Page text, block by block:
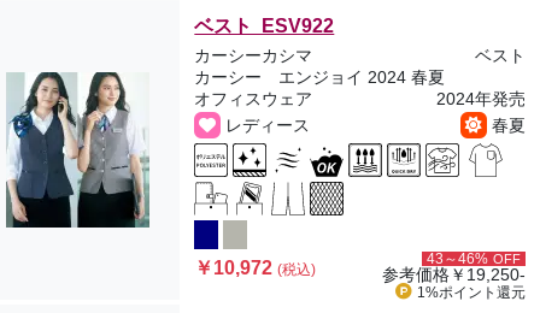
ベスト ESV922
カーシーカシマ
ベスト
カーシー エンジョイ 2024 春夏
オフィスウェア
2024年発売
レディース
春夏
￥10,972(税込)
43～46% OFF
参考価格￥19,250-
1%ポイント 還元